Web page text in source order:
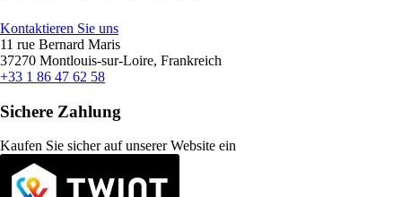
Kontaktieren Sie uns
11 rue Bernard Maris
37270 Montlouis-sur-Loire, Frankreich
+33 1 86 47 62 58
Sichere Zahlung
Kaufen Sie sicher auf unserer Website ein